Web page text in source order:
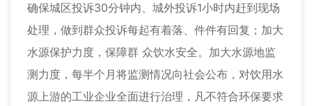
确保城区投诉30分钟内、城外投诉1小时内赶到现场
处理，做到群众投诉每起有着落、件件有回复；加大
水源保护力度，保障群 众饮水安全。加大水源地监
测力度，每半个月将监测情况向社会公布，对饮用水
源上游的工业企业全面进行治理，凡不符合环保要求